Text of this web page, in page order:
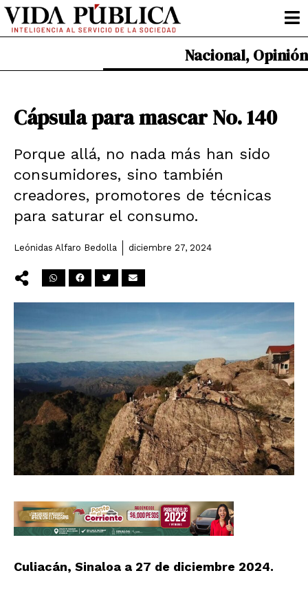
Ir
contenido
Nacional, Opinión
Cápsula para mascar No. 140
Porque allá, no nada más han sido
consumidores, sino también
creadores, promotores de técnicas
para saturar el consumo.
Leónidas Alfaro Bedolla diciembre 27, 2024
Culiacán, Sinaloa a 27 de diciembre 2024.